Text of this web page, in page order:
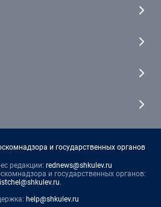
и государственных органов
редакции: rednews@shkulev.ru
и государственных органов:
.
help@shkulev.ru